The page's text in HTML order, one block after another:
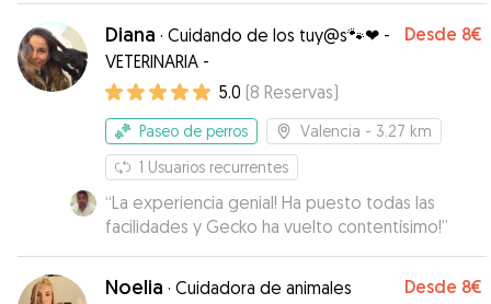
Diana · Cuidando de los tuy@s🐾❤ -
VETERINARIA -
Desde 8€
5.0 (8 Reservas)
Paseo de perros Valencia - 3.27 km
1 Usuarios recurrentes
“La experiencia genial! Ha puesto todas las
facilidades y Gecko ha vuelto contentísimo!”
Noelia · Cuidadora de animales Desde 8€